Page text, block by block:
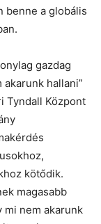
benne a globális
gazdag
hallani”
Tyndall Központ
kötődik.
magasabb
mi nem akarunk